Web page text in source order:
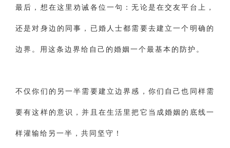
最后，想在这里劝诫各位一句：无论是在交友平台上，
还是对身边的同事，已婚人士都需要去建立一个明确的
边界。用这条边界给自己的婚姻一个最基本的防护。
不仅你们的另一半需要建立边界感，你们自己也同样需
要有这样的意识，并且在生活里把它当成婚姻的底线一
样灌输给另一半，共同坚守！